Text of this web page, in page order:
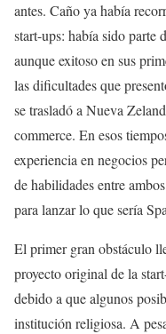
antes. Caño ya había
start-ups: había sido parte
aunque exitoso en sus
las dificultades que
se trasladó a Nueva
commerce. En esos
experiencia en negocios
de habilidades entre
para lanzar lo que sería
El primer gran obstáculo
proyecto original de la
debido a que algunos
institución religiosa. A